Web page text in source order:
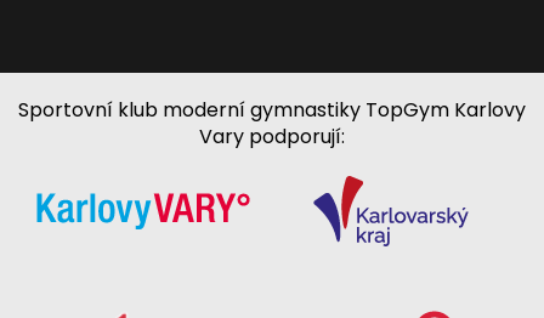
Sportovní klub moderní gymnastiky TopGym Karlovy
Vary podporují: